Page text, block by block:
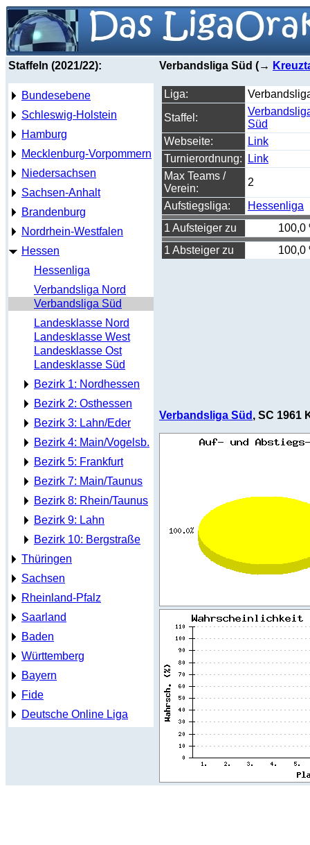
Staffeln (2021/22):
Bundesebene
Schleswig-Holstein
Hamburg
Mecklenburg-Vorpommern
Niedersachsen
Sachsen-Anhalt
Brandenburg
Nordrhein-Westfalen
Hessen
Hessenliga
Verbandsliga Nord
Verbandsliga Süd
Landesklasse Nord
Landesklasse West
Landesklasse Ost
Landesklasse Süd
Bezirk 1: Nordhessen
Bezirk 2: Osthessen
Bezirk 3: Lahn/Eder
Bezirk 4: Main/Vogelsb.
Bezirk 5: Frankfurt
Bezirk 7: Main/Taunus
Bezirk 8: Rhein/Taunus
Bezirk 9: Lahn
Bezirk 10: Bergstraße
Thüringen
Sachsen
Rheinland-Pfalz
Saarland
Baden
Württemberg
Bayern
Fide
Deutsche Online Liga
Verbandsliga Süd (→
Liga:
Staffel:
Süd
Webseite:
Link
Turnierordnung:
Link
Max Teams /
Verein:
2
Aufstiegsliga:
Hessenliga
1 Aufsteiger zu
100,0
1 Absteiger zu
100,0
Verbandsliga Süd , SC 1961